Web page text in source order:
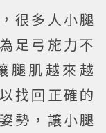
很多人小腿
足弓施力不
腿肌越來越
找回正確的
勢，讓小腿